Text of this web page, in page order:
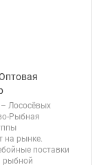
Лососёвых
Рыбная
на рынке.
поставки
рыбной